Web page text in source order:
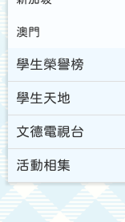
澳門
學生榮譽榜
學生天地
文德電視台
活動相集